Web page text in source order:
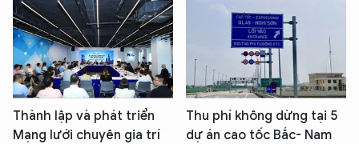
Thành lập và phát triển
Mạng lưới chuyên gia trí
Thu phí không dừng tại 5
dự án cao tốc Bắc- Nam